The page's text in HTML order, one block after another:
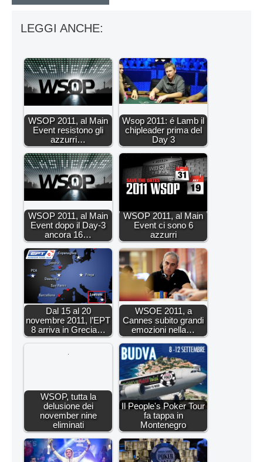
LEGGI ANCHE:
WSOP 2011, al Main
Event resistono gli
azzurri…
Wsop 2011: é Lamb il
chipleader prima del
Day 3
WSOP 2011, al Main
Event dopo il Day-3
ancora 16…
WSOP 2011, al Main
Event ci sono 6
azzurri
Dal 15 al 20
novembre 2011, l’EPT
8 arriva in Grecia…
WSOE 2011, a
Cannes subito grandi
emozioni nella…
WSOP, tutta la
delusione dei
november nine
eliminati
Il People's Poker Tour
fa tappa in
Montenegro